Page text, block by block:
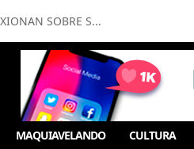
SOBRE S...
MAQUIAVELANDO CULTURA